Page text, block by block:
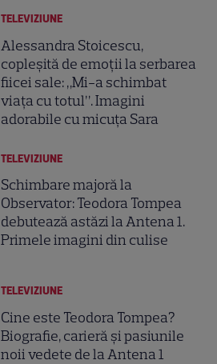
TELEVIZIUNE
Alessandra Stoicescu,
copleșită de emoții la serbarea
fiicei sale: „Mi-a schimbat
viața cu totul”. Imagini
adorabile cu micuța Sara
TELEVIZIUNE
Schimbare majoră la
Observator: Teodora Tompea
debutează astăzi la Antena 1.
Primele imagini din culise
TELEVIZIUNE
Cine este Teodora Tompea?
Biografie, carieră și pasiunile
noii vedete de la Antena 1